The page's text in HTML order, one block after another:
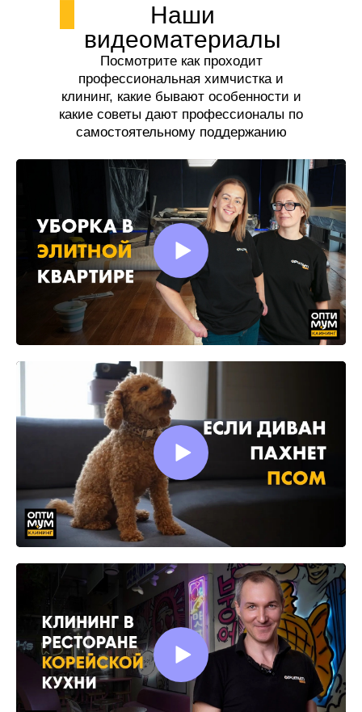
Наши
видеоматериалы
Посмотрите как проходит
профессиональная химчистка и
клининг, какие бывают особенности и
какие советы дают профессионалы по
самостоятельному поддержанию